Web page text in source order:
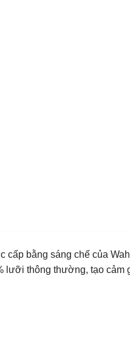
bằng sáng chế của Wahl
lưỡi thông thường, tạo cảm